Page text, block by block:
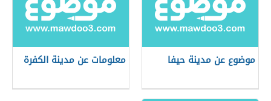
موضوع عن مدينة حيفا معلومات عن مدينة الكفرة